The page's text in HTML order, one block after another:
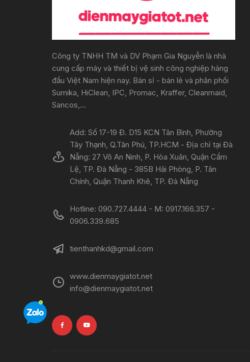
Công ty TNHH TM và DV Phạm Gia Nguyễn là nhà
cung cấp máy và thiết bị vệ sinh công nghiệp hàng
đầu Việt Nam hiện nay. Bán sỉ - bán lẻ và phân phối
Sumika, HiClean, IPC, Promac, Kraffer, Cleanmaid,
Sancos,...
Add: Số 17-19 Đ. D15 KCN Tân Bình, Phường
Tây Thạnh, Q.Tân Phú, TP.HCM - Địa chỉ tại Đà
Nẵng: 27 Võ An Ninh, P. Hòa Xuân, Quận Cẩm
Lệ, TP. Đà Nẵng - 385B Hải Phòng, P. Tân
Chính, Quận Thanh Khê, TP. Đà Nẵng
Hotline: 090.727.4444 - M: 0917.166.357 -
0906.339.685
tienthanhkd@gmail.com
www.dienmaygiatot.net
info@dienmaygiatot.net